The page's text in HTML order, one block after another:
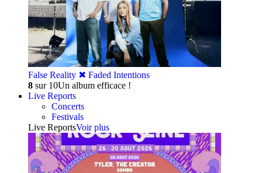
False Reality ✖︎ Faded Intentions
8 sur 10Un album efficace !
Live Reports
Concerts
Festivals
Live ReportsVoir plus